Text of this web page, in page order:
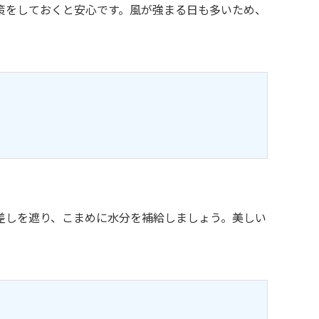
しておくと安心です。風が強まる日も多いため、
を遮り、こまめに水分を補給しましょう。美しい